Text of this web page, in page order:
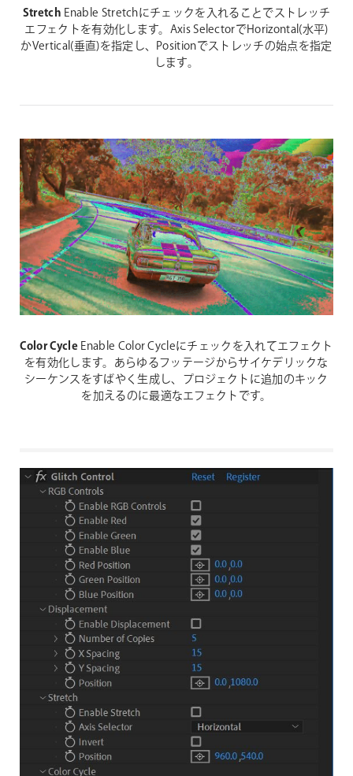
Stretch Enable Stretchにチェックを入れることでストレッチ
エフェクトを有効化します。Axis SelectorでHorizontal(水平)
かVertical(垂直)を指定し、Positionでストレッチの始点を指定
します。
Color CycleEnable Color Cycleにチェックを入れてエフェクト
を有効化します。あらゆるフッテージからサイケデリックな
シーケンスをすばやく生成し、プロジェクトに追加のキック
を加えるのに最適なエフェクトです。